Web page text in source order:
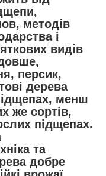
методів
і
видів
персик,
дерева
менш
же сортів,
підщепах.
та
добре